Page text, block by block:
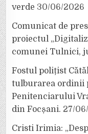
verde 30/06/2026
Comunicat de
proiectul
comunei Tulnici,
Fostul polițist
tulburarea ordinii
Penitenciarului
din Focșani. 27/
Cristi Irimia: